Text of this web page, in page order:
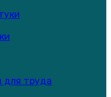
для труда